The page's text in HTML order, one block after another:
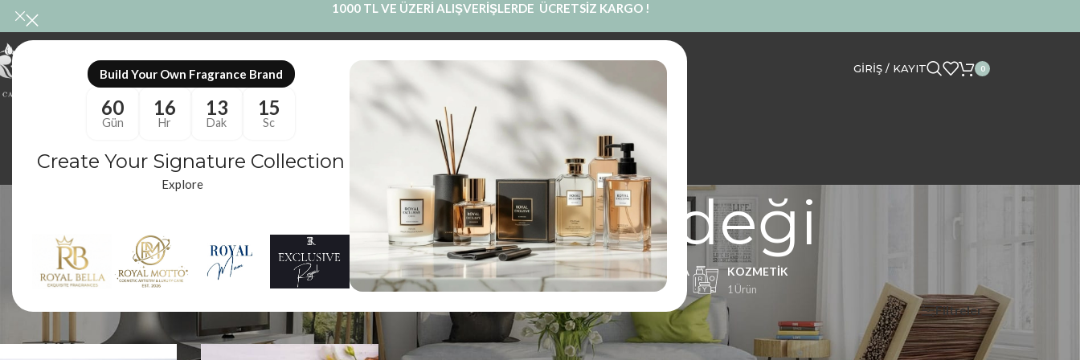
Build Your Own Fragrance Brand
60
Gün
16
Hr
13
Dak
14
Sc
Create Your Signature Collection
Explore
1000 TL VE ÜZERİ ALIŞVERİŞLERDE ÜCRETSİZ KARGO !
ONLINE SATIŞ PRIVATE LABEL KURUMSAL GIRIŞ / KAYIT 0
Oda Kokusu Yedeği
ODA KOKUSU
86 Ürünler
MUM
101 Ürünler
PARFÜM
97 Ürünler
KOKU KESESI
14 Ürünler
KOLONYA
16 Ürünler
KOZMETIK
1 Ürün
Royal Mum/Ürünler “Oda Kokusu Yedeği” olarak etiketlendi Göster 12 Filtreler